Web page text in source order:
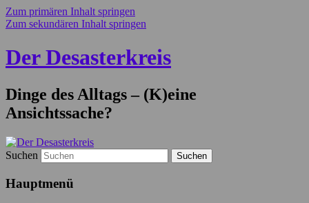
Zum primären Inhalt springen
Zum sekundären Inhalt springen
Der Desasterkreis
Dinge des Alltags – (K)eine
Ansichtssache?
Suchen
Hauptmenü